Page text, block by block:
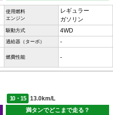
使用燃料
エンジン
レギュラー
ガソリン
駆動方式 4WD
過給器（ターボ） -
燃費性能 -
10・15
13.0km/L
満タンでどこまで走る？